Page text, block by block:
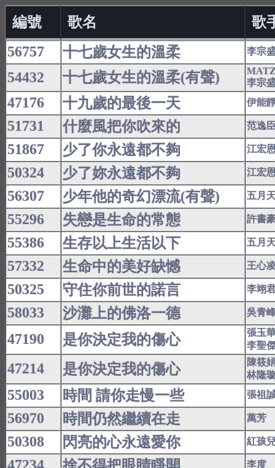
編號 歌名
歌
56757
十七歲女生的溫柔 李宗
54432 十七歲女生的溫柔(有聲)
李宗
47176 十九歲的最後一天 伊能
51731 什麼風把你吹來的 范逸
51867 少了你永遠都不夠 江宏
50324 少了妳永遠都不夠 江宏
56307 少年他的奇幻漂流(有聲) 五月
55296 失戀是生命的常態 許書
55386 生存以上生活以下 五月
57332 生命中的美好缺憾 王心
50325 守住你前世的諾言 李翊
58033 沙灘上的佛洛一德 吳青
47190 是你決定我的傷心
張玉
李聖
47214 是你決定我的傷心
陳筱
林隆
55003 時間 請你走慢一些 張祖
56970 時間仍然繼續在走 萬芳
50308 閃亮的心永遠愛你 紅孩
李度